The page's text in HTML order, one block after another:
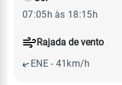
Rajada de vento
ENE - 41km/h
07:05h às 18:15h